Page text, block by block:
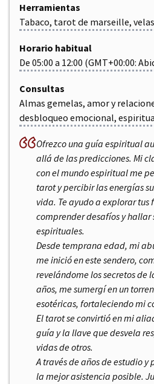
Herramientas
Tabaco, tarot de marseille, velas
Horario habitual
De 05:00 a 12:00 (GMT+00:00:
Consultas
Almas gemelas, amor y
desbloqueo emocional,
Ofrezco una guía espiritual
allá de las predicciones. Mi
con el mundo espiritual me
tarot y percibir las energías
vida. Te ayudo a explorar tus
comprender desafíos y hallar
espirituales.
Desde temprana edad, mi
me inició en este sendero,
revelándome los secretos de
años, me sumergí en un
esotéricas, fortaleciendo mi
El tarot se convirtió en mi
guía y la llave que desvela
vidas de otros.
A través de años de estudio
la mejor asistencia posible.